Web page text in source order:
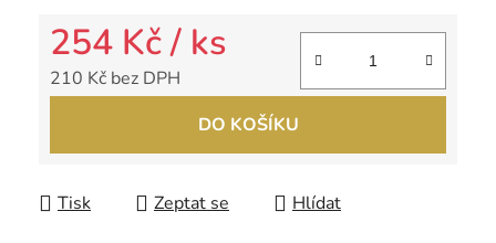
254 Kč/ ks
210 Kč bez DPH
DO KOŠÍKU
Tisk Zeptat se Hlídat